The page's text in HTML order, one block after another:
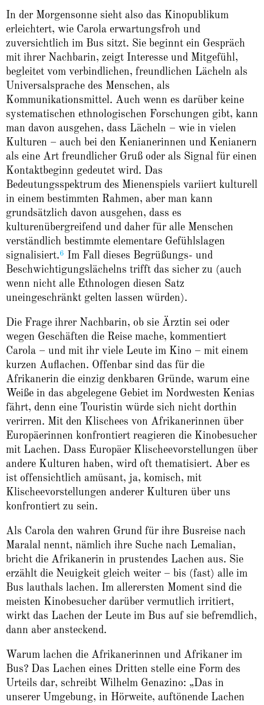
In der Morgensonne sieht also das Kinopublikum
erleichtert, wie Carola erwartungsfroh und
zuversichtlich im Bus sitzt. Sie beginnt ein Gespräch
mit ihrer Nachbarin, zeigt Interesse und Mitgefühl,
begleitet vom verbindlichen, freundlichen Lächeln als
Universalsprache des Menschen, als
Kommunikationsmittel. Auch wenn es darüber keine
systematischen ethnologischen Forschungen gibt, kann
man davon ausgehen, dass Lächeln – wie in vielen
Kulturen – auch bei den Kenianerinnen und Kenianern
als eine Art freundlicher Gruß oder als Signal für einen
Kontaktbeginn gedeutet wird. Das
Bedeutungsspektrum des Mienenspiels variiert kulturell
in einem bestimmten Rahmen, aber man kann
grundsätzlich davon ausgehen, dass es
kulturenübergreifend und daher für alle Menschen
verständlich bestimmte elementare Gefühlslagen
signalisiert.6
Im Fall dieses Begrüßungs- und
Beschwichtigungslächelns trifft das sicher zu (auch
wenn nicht alle Ethnologen diesen Satz
uneingeschränkt gelten lassen würden).
Die Frage ihrer Nachbarin, ob sie Ärztin sei oder
wegen Geschäften die Reise mache, kommentiert
Carola – und mit ihr viele Leute im Kino – mit einem
kurzen Auflachen. Offenbar sind das für die
Afrikanerin die einzig denkbaren Gründe, warum eine
Weiße in das abgelegene Gebiet im Nordwesten Kenias
fährt, denn eine Touristin würde sich nicht dorthin
verirren. Mit den Klischees von Afrikanerinnen über
Europäerinnen konfrontiert reagieren die Kinobesucher
mit Lachen. Dass Europäer Klischeevorstellungen über
andere Kulturen haben, wird oft thematisiert. Aber es
ist offensichtlich amüsant, ja, komisch, mit
Klischeevorstellungen anderer Kulturen über uns
konfrontiert zu sein.
Als Carola den wahren Grund für ihre Busreise nach
Maralal nennt, nämlich ihre Suche nach Lemalian,
bricht die Afrikanerin in prustendes Lachen aus. Sie
erzählt die Neuigkeit gleich weiter – bis (fast) alle im
Bus lauthals lachen. Im allerersten Moment sind die
meisten Kinobesucher darüber vermutlich irritiert,
wirkt das Lachen der Leute im Bus auf sie befremdlich,
dann aber ansteckend.
Warum lachen die Afrikanerinnen und Afrikaner im
Bus? Das Lachen eines Dritten stelle eine Form des
Urteils dar, schreibt Wilhelm Genazino: „Das in
unserer Umgebung, in Hörweite, auftönende Lachen